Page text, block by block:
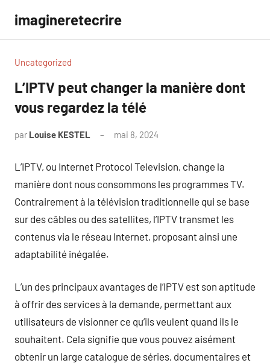
contenu
imagineretecrire
Uncategorized
L’IPTV peut changer la manière dont
vous regardez la télé
par Louise KESTEL mai 8, 2024
L’IPTV, ou Internet Protocol Television, change la
manière dont nous consommons les programmes TV.
Contrairement à la télévision traditionnelle qui se base
sur des câbles ou des satellites, l’IPTV transmet les
contenus via le réseau Internet, proposant ainsi une
adaptabilité inégalée.
L’un des principaux avantages de l’IPTV est son aptitude
à offrir des services à la demande, permettant aux
utilisateurs de visionner ce qu’ils veulent quand ils le
souhaitent. Cela signifie que vous pouvez aisément
obtenir un large catalogue de séries, documentaires et